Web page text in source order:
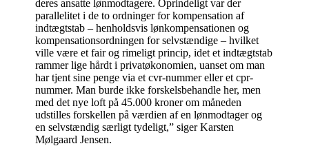
deres ansatte lønmodtagere. Oprindeligt var der
parallelitet i de to ordninger for kompensation af
indtægtstab – henholdsvis lønkompensationen og
kompensationsordningen for selvstændige – hvilket
ville være et fair og rimeligt princip, idet et indtægtstab
rammer lige hårdt i privatøkonomien, uanset om man
har tjent sine penge via et cvr-nummer eller et cpr-
nummer. Man burde ikke forskelsbehandle her, men
med det nye loft på 45.000 kroner om måneden
udstilles forskellen på værdien af en lønmodtager og
en selvstændig særligt tydeligt,” siger Karsten
Mølgaard Jensen.